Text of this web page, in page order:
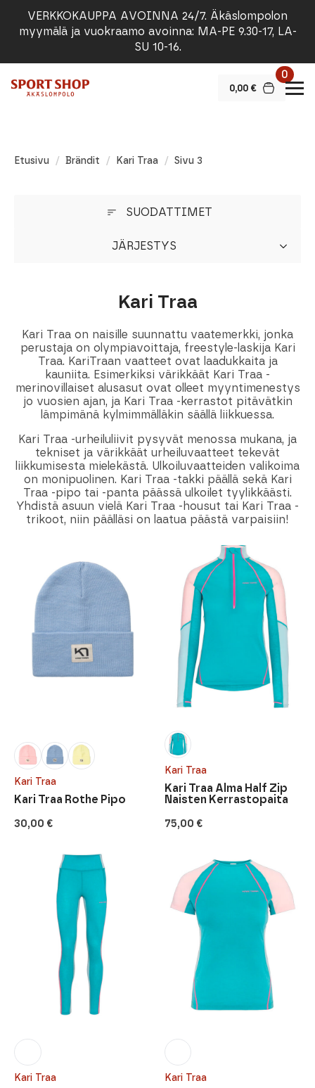
VERKKOKAUPPA AVOINNA 24/7. Äkäslompolon
myymälä ja vuokraamo avoinna: MA-PE 9.30-17, LA-
SU 10-16.
0,00 €
0
Etusivu Brändit Kari Traa Sivu 3
SUODATTIMET
JÄRJESTYS
Kari Traa
Kari Traa on naisille suunnattu vaatemerkki, jonka
perustaja on olympiavoittaja, freestyle-laskija Kari
Traa. KariTraan vaatteet ovat laadukkaita ja
kauniita. Esimerkiksi värikkäät Kari Traa -
merinovillaiset alusasut ovat olleet myyntimenestys
jo vuosien ajan, ja Kari Traa -kerrastot pitävätkin
lämpimänä kylmimmälläkin säällä liikkuessa.
Kari Traa -urheiluliivit pysyvät menossa mukana, ja
tekniset ja värikkäät urheiluvaatteet tekevät
liikkumisesta mielekästä. Ulkoiluvaatteiden valikoima
on monipuolinen. Kari Traa -takki päällä sekä Kari
Traa -pipo tai -panta päässä ulkoilet tyylikkäästi.
Yhdistä asuun vielä Kari Traa -housut tai Kari Traa -
trikoot, niin päälläsi on laatua päästä varpaisiin!
Kari Traa
30,00 €
Kari Traa Rothe Pipo
Kari Traa
75,00 €
Kari Traa Alma Half Zip
Naisten Kerrastopaita
Kari Traa Kari Traa